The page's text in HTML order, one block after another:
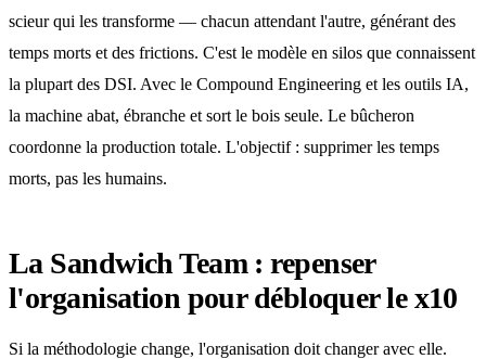
scieur qui les transforme — chacun attendant l'autre, générant des
temps morts et des frictions. C'est le modèle en silos que connaissent
la plupart des DSI. Avec le Compound Engineering et les outils IA,
la machine abat, ébranche et sort le bois seule. Le bûcheron
coordonne la production totale. L'objectif : supprimer les temps
morts, pas les humains.
La Sandwich Team : repenser
l'organisation pour débloquer le x10
Si la méthodologie change, l'organisation doit changer avec elle.